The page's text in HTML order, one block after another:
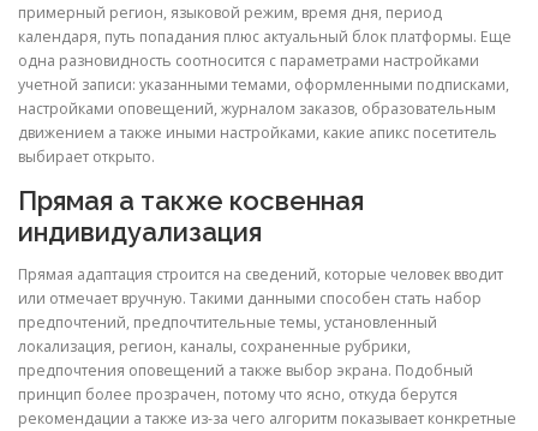
примерный регион, языковой режим, время дня, период
календаря, путь попадания плюс актуальный блок платформы. Еще
одна разновидность соотносится с параметрами настройками
учетной записи: указанными темами, оформленными подписками,
настройками оповещений, журналом заказов, образовательным
движением а также иными настройками, какие апикс посетитель
выбирает открыто.
Прямая а также косвенная
индивидуализация
Прямая адаптация строится на сведений, которые человек вводит
или отмечает вручную. Такими данными способен стать набор
предпочтений, предпочтительные темы, установленный
локализация, регион, каналы, сохраненные рубрики,
предпочтения оповещений а также выбор экрана. Подобный
принцип более прозрачен, потому что ясно, откуда берутся
рекомендации а также из-за чего алгоритм показывает конкретные